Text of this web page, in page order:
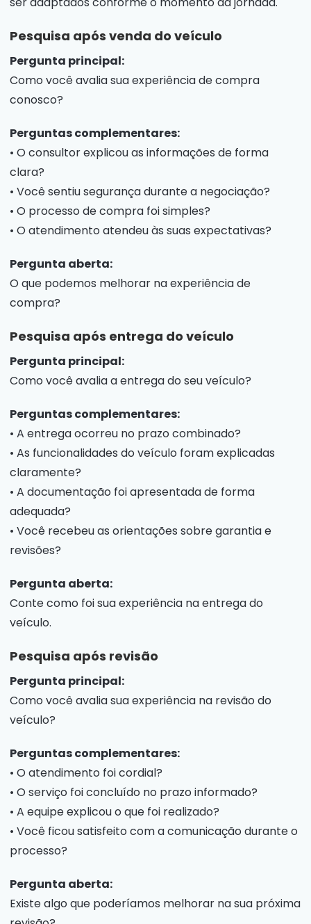
Pesquisa após venda do veículo
Pergunta principal:
Como você avalia sua experiência de compra
conosco?
Perguntas complementares:
• O consultor explicou as informações de forma
clara?
• Você sentiu segurança durante a negociação?
• O processo de compra foi simples?
• O atendimento atendeu às suas expectativas?
Pergunta aberta:
O que podemos melhorar na experiência de
compra?
Pesquisa após entrega do veículo
Pergunta principal:
Como você avalia a entrega do seu veículo?
Perguntas complementares:
• A entrega ocorreu no prazo combinado?
• As funcionalidades do veículo foram explicadas
claramente?
• A documentação foi apresentada de forma
adequada?
• Você recebeu as orientações sobre garantia e
revisões?
Pergunta aberta:
Conte como foi sua experiência na entrega do
veículo.
Pesquisa após revisão
Pergunta principal:
Como você avalia sua experiência na revisão do
veículo?
Perguntas complementares:
• O atendimento foi cordial?
• O serviço foi concluído no prazo informado?
• A equipe explicou o que foi realizado?
• Você ficou satisfeito com a comunicação durante o
processo?
Pergunta aberta:
Existe algo que poderíamos melhorar na sua próxima